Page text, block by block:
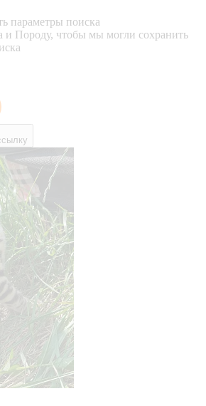
параметры поиска
Породу, чтобы мы могли сохранить